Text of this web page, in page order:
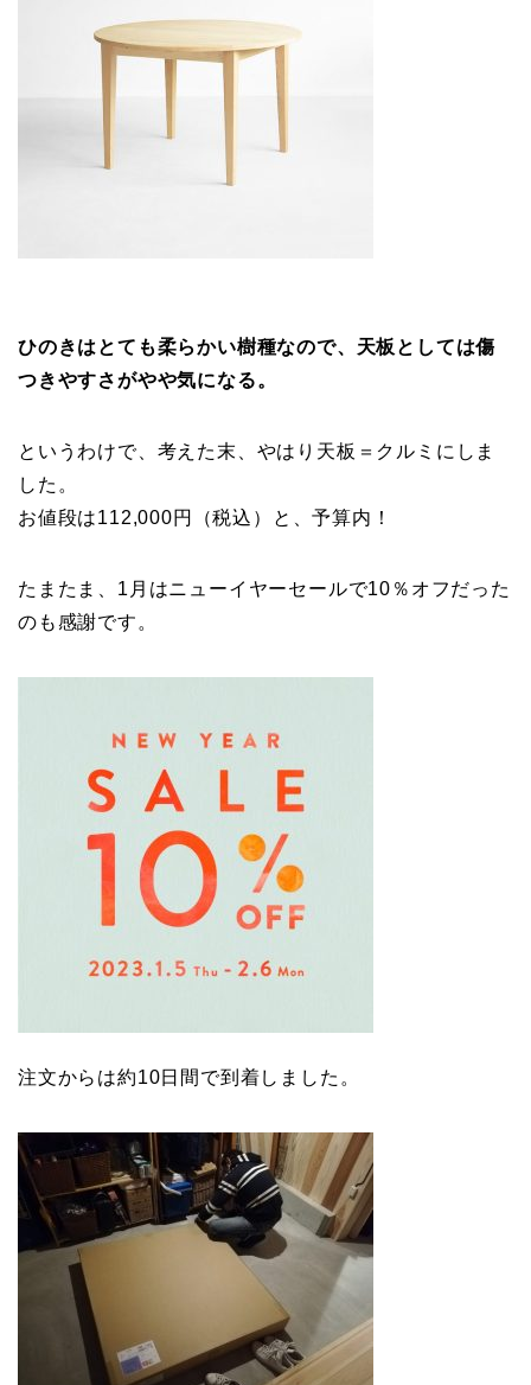
ひのきはとても柔らかい樹種なので、天板としては傷
つきやすさがやや気になる。
というわけで、考えた末、やはり天板＝クルミにしま
した。
お値段は112,000円（税込）と、予算内！
たまたま、1月はニューイヤーセールで10％オフだった
のも感謝です。
注文からは約10日間で到着しました。